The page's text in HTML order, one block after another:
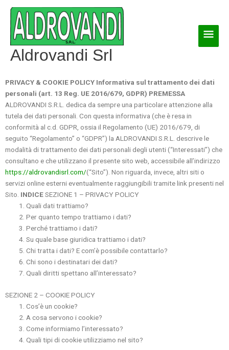
contenuto
Aldrovandi Srl
PRIVACY & COOKIE POLICY Informativa sul trattamento dei dati
personali (art. 13 Reg. UE 2016/679, GDPR) PREMESSA
ALDROVANDI S.R.L. dedica da sempre una particolare attenzione alla
tutela dei dati personali. Con questa informativa (che è resa in
conformità al c.d. GDPR, ossia il Regolamento (UE) 2016/679, di
seguito “Regolamento” o “GDPR”) la ALDROVANDI S.R.L. descrive le
modalità di trattamento dei dati personali degli utenti (“Interessati”) che
consultano e che utilizzano il presente sito web, accessibile all’indirizzo
https://aldrovandisrl.com/(“Sito”). Non riguarda, invece, altri siti o
servizi online esterni eventualmente raggiungibili tramite link presenti nel
Sito. INDICESEZIONE 1 – PRIVACY POLICY
Quali dati trattiamo?
Per quanto tempo trattiamo i dati?
Perché trattiamo i dati?
Su quale base giuridica trattiamo i dati?
Chi tratta i dati? E com’è possibile contattarlo?
Chi sono i destinatari dei dati?
Quali diritti spettano all’interessato?
SEZIONE 2 – COOKIE POLICY
Cos’è un cookie?
A cosa servono i cookie?
Come informiamo l’interessato?
Quali tipi di cookie utilizziamo nel sito?